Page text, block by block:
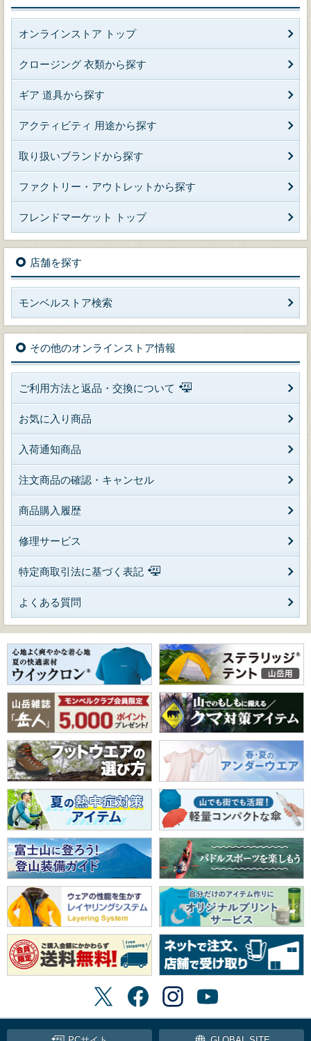
オンラインストア トップ
クロージング 衣類から探す
ギア 道具から探す
アクティビティ 用途から探す
取り扱いブランドから探す
ファクトリー・アウトレットから探す
フレンドマーケット トップ
店舗を探す
モンベルストア検索
その他のオンラインストア情報
ご利用方法と返品・交換について
お気に入り商品
入荷通知商品
注文商品の確認・キャンセル
商品購入履歴
修理サービス
特定商取引法に基づく表記
よくある質問